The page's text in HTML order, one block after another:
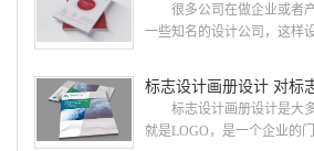
很多公司在做企业或者产
一些知名的设计公司，这样
就给大家说说广州画册设
册设计哪家公司好？本地人
计 广州古柏品牌设计有限
由一群专业、独特的IT精英
标志设计画册设计 对标
标志设计画册设计是大多
就是LOGO，是一个企业的